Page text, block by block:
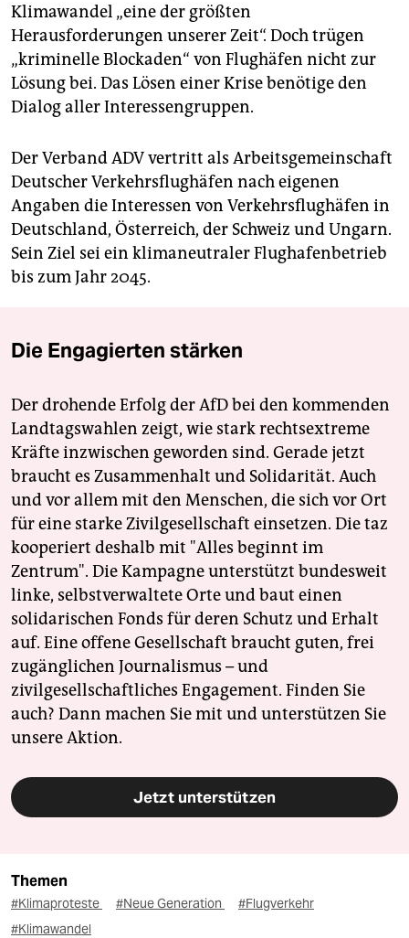
Klimawandel „eine der größten
Herausforderungen unserer Zeit“. Doch trügen
„kriminelle Blockaden“ von Flughäfen nicht zur
Lösung bei. Das Lösen einer Krise benötige den
Dialog aller Interessengruppen.
Der Verband ADV vertritt als Arbeitsgemeinschaft
Deutscher Verkehrsflughäfen nach eigenen
Angaben die Interessen von Verkehrsflughäfen in
Deutschland, Österreich, der Schweiz und Ungarn.
Sein Ziel sei ein klimaneutraler Flughafenbetrieb
bis zum Jahr 2045.
Die Engagierten stärken
Der drohende Erfolg der AfD bei den kommenden
Landtagswahlen zeigt, wie stark rechtsextreme
Kräfte inzwischen geworden sind. Gerade jetzt
braucht es Zusammenhalt und Solidarität. Auch
und vor allem mit den Menschen, die sich vor Ort
für eine starke Zivilgesellschaft einsetzen. Die taz
kooperiert deshalb mit "Alles beginnt im
Zentrum". Die Kampagne unterstützt bundesweit
linke, selbstverwaltete Orte und baut einen
solidarischen Fonds für deren Schutz und Erhalt
auf. Eine offene Gesellschaft braucht guten, frei
zugänglichen Journalismus – und
zivilgesellschaftliches Engagement. Finden Sie
auch? Dann machen Sie mit und unterstützen Sie
unsere Aktion.
Jetzt unterstützen
Themen
#Klimaproteste #Neue Generation
#Flugverkehr
#Klimawandel